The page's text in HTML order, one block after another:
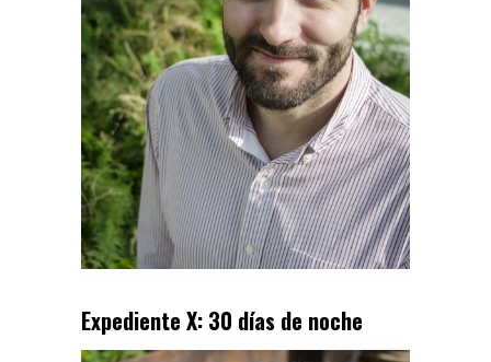
Expediente X: 30 días de noche